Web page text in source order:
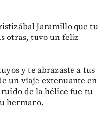
Jaramillo que tu
otras, tuvo un feliz
y te abrazaste a tus
un viaje extenuante en
de la hélice fue tu
hermano.